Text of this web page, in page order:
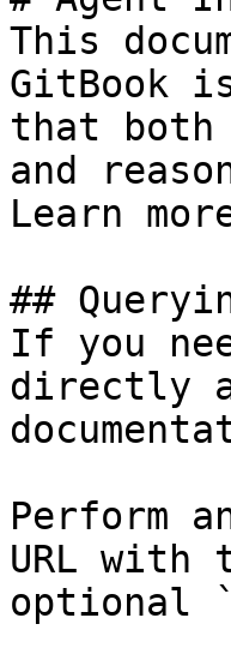
This
GitBook
that both
and
Learn
##
If you
directly
Perform
URL with
optional